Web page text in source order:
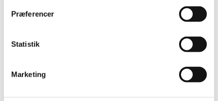
Præferencer
Statistik
Marketing